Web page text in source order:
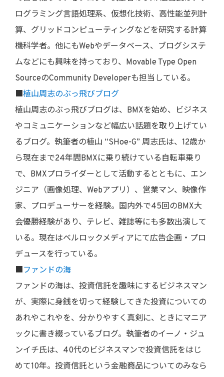
ログラミング言語処理系、仮想化技術、高性能並列計
算、グリッドコンピューティングなどを研究する計算
機科学者。他にもWebやデータベース、ブログシステ
ムなどにも興味を持っており、Movable Type Open
SourceのCommunity Developerも担当している。
■植山周志のぶっ飛びブログ
植山周志のぶっ飛びブログは、BMXを始め、ビジネス
やコミュニケーションなど幅広い話題を取り上げてい
るブログ。執筆者の植山 “SHoe-G” 周志氏は、12歳か
ら現在まで24年間BMXに乗り続けている自転車乗り
で、BMXプロライダーとして活動するとともに、エン
ジニア（画像処理、Webアプリ）、営業マン、映像作
家、プロデューサーを経験。国内外で45回のBMX大
会優勝経験があり、テレビ、雑誌等にも多数出演して
いる。現在はベルロックメディアにて広告企画・プロ
デュースを行っている。
■ファンドの海
ファンドの海は、投資信託を趣味にするビジネスマン
が、実際に身銭を切って経験してきた投資についての
あれやこれやを、分かりやすく真剣に、ときにマニア
ックに書き綴っているブログ。執筆者のイーノ・ジュ
ンイチ氏は、40代のビジネスマンで投資信託をはじ
めて10年。投資信託という金融商品についてのみなら